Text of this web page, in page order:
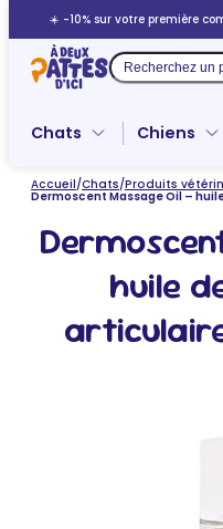
au
contenu
☀️ -10% sur votre première
Recherche
Chats Chiens
Accueil/Chats/Produits
Dermoscent Massage Oil –
huile